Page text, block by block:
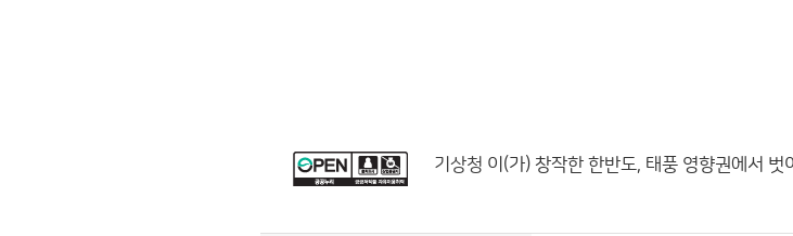
기상청 이(가) 창작한 한반도, 태풍 영향권에서 벗